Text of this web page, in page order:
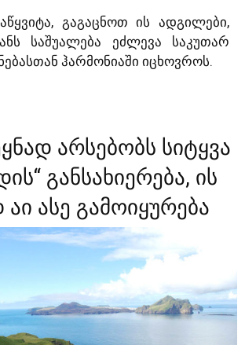
გაგაცნოთ ის ადგილები,
საშუალება ეძლევა საკუთარ
ჰარმონიაში იცხოვროს.
არსებობს სიტყვა
განსახიერება, ის
აი ასე გამოიყურება